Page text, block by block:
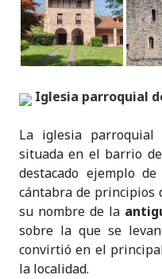
Iglesia parroquial
La iglesia parroquial
situada en el barrio
destacado ejemplo
cántabra de principios
su nombre de la
sobre la que se
convirtió en el
la localidad.